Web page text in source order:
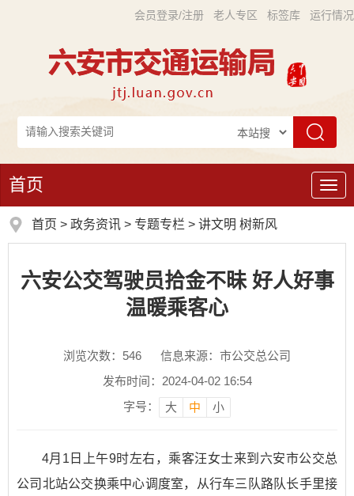
会员登录/注册 老人专区 标签库 运行情况
导
航
首页
首页 > 政务资讯 > 专题专栏 > 讲文明 树新风
六安公交驾驶员拾金不昧 好人好事
温暖乘客心
浏览次数： 546
信息来源：市公交总公司
发布时间：2024-04-02 16:54
字号：
大 中 小
4月1日上午9时左右，乘客汪女士来到六安市公交总
公司北站公交换乘中心调度室，从行车三队路队长手里接